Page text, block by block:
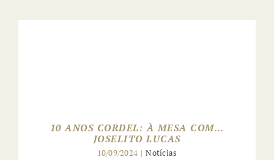
10 ANOS CORDEL: À MESA COM…
JOSELITO LUCAS
10/09/2024 | Notícias